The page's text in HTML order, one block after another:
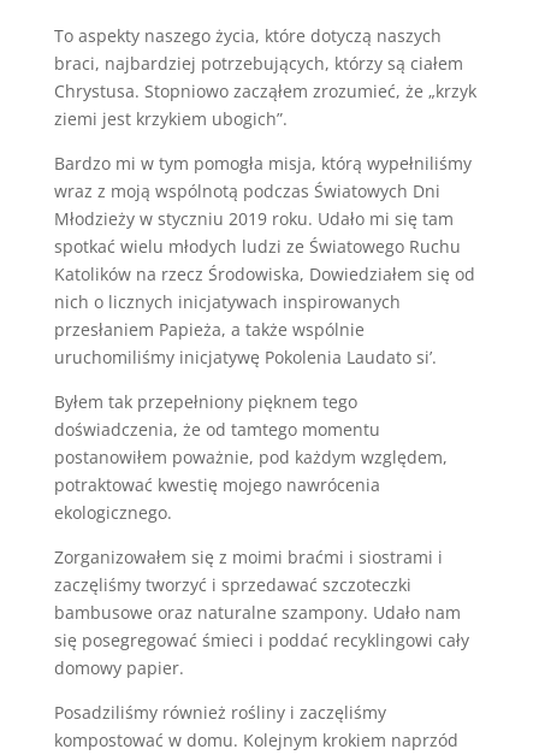
To aspekty naszego życia, które dotyczą naszych
braci, najbardziej potrzebujących, którzy są ciałem
Chrystusa. Stopniowo zacząłem zrozumieć, że „krzyk
ziemi jest krzykiem ubogich”.
Bardzo mi w tym pomogła misja, którą wypełniliśmy
wraz z moją wspólnotą podczas Światowych Dni
Młodzieży w styczniu 2019 roku. Udało mi się tam
spotkać wielu młodych ludzi ze Światowego Ruchu
Katolików na rzecz Środowiska, Dowiedziałem się od
nich o licznych inicjatywach inspirowanych
przesłaniem Papieża, a także wspólnie
uruchomiliśmy inicjatywę Pokolenia Laudato si’.
Byłem tak przepełniony pięknem tego
doświadczenia, że od tamtego momentu
postanowiłem poważnie, pod każdym względem,
potraktować kwestię mojego nawrócenia
ekologicznego.
Zorganizowałem się z moimi braćmi i siostrami i
zaczęliśmy tworzyć i sprzedawać szczoteczki
bambusowe oraz naturalne szampony. Udało nam
się posegregować śmieci i poddać recyklingowi cały
domowy papier.
Posadziliśmy również rośliny i zaczęliśmy
kompostować w domu. Kolejnym krokiem naprzód